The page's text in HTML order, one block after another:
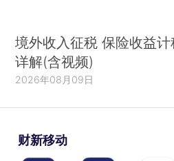
境外收入征税 保险收益计
详解(含视频)
2026年08月09日
财新移动